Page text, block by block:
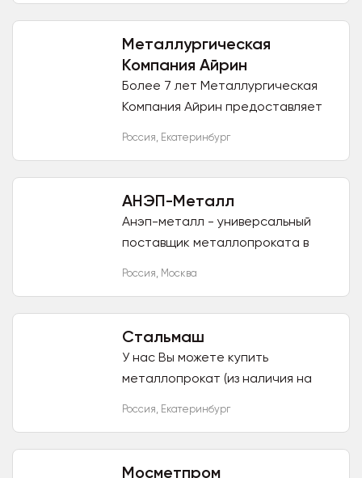
Металлургическая
Компания Айрин
Более 7 лет Металлургическая
Компания Айрин предоставляет
купить металлопрокат в
Россия, Екатеринбург
АНЭП-Металл
Анэп-металл - универсальный
поставщик металлопроката в
Россия, Москва
Стальмаш
У нас Вы можете купить
металлопрокат (из наличия на
заказать) следующего
Россия, Екатеринбург
Мосметпром